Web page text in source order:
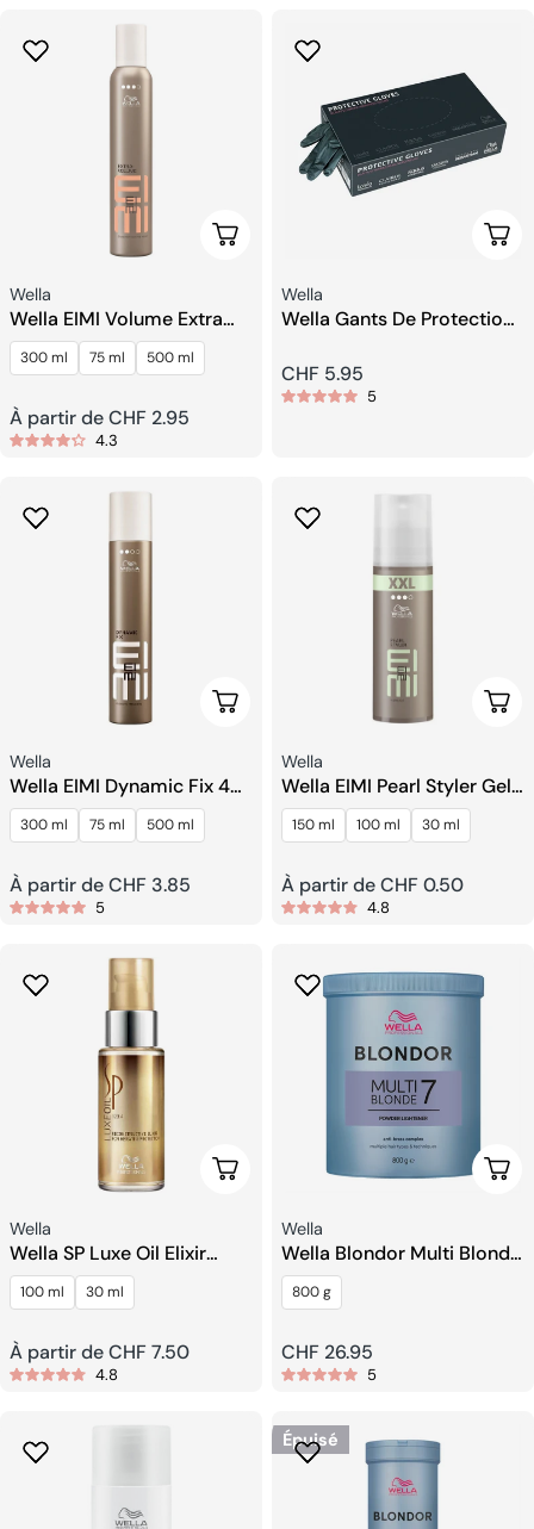
Choisissez Les Options
Fournisseur:
Wella
Wella EIMI Volume Extra
Volume Mousse de
coiffage
300 ml 75 ml 500 ml
Prix
À partir de CHF 2.95
4.3
Fournisseur:
Wella
Wella Gants De Protection
Prix
CHF 5.95
5
Choisissez Les Options
Fournisseur:
Wella
Wella EIMI Dynamic Fix 45
Sec Spray Artisanal
300 ml 75 ml 500 ml
Prix
À partir de CHF 3.85
5
Fournisseur:
Wella
Wella EIMI Pearl Styler Gel
Coiffant
150 ml 100 ml 30 ml
Prix
À partir de CHF 0.50
4.8
Choisissez Les Options
Fournisseur:
Wella
Wella SP Luxe Oil Elixir
Réparateur
100 ml 30 ml
Prix
À partir de CHF 7.50
4.8
Fournisseur:
Wella
Wella Blondor Multi Blonde
7 Powder
800 g
Prix
CHF 26.95
5
Épuisé